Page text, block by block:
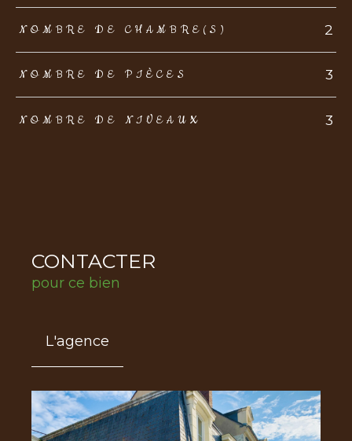
NOMBRE DE CHAMBRE(S) 2
NOMBRE DE PIÈCES 3
NOMBRE DE NIVEAUX 3
CONTACTER
pour ce bien
L'agence